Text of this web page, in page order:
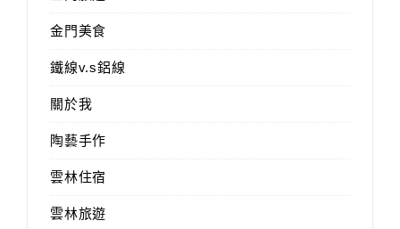
金門美食
鐵線v.s鋁線
關於我
陶藝手作
雲林住宿
雲林旅遊